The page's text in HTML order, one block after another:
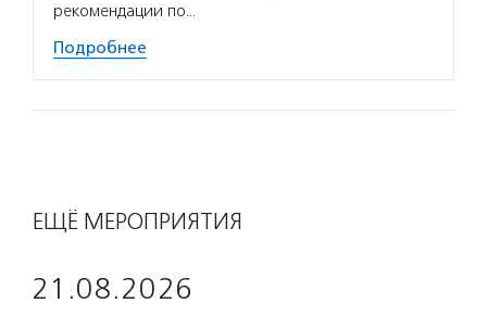
рекомендации по…
Подробнее
ЕЩЁ МЕРОПРИЯТИЯ
21.08.2026